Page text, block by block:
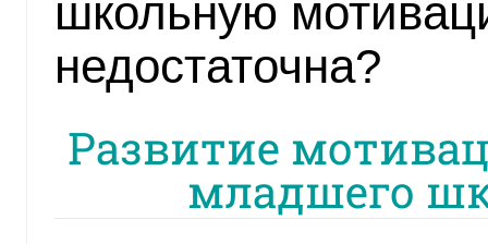
школьную
недостаточна?
Развитие
младшего